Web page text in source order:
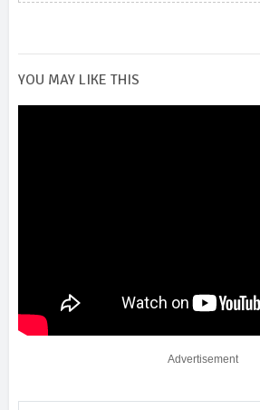
YOU MAY LIKE THIS
Advertisement